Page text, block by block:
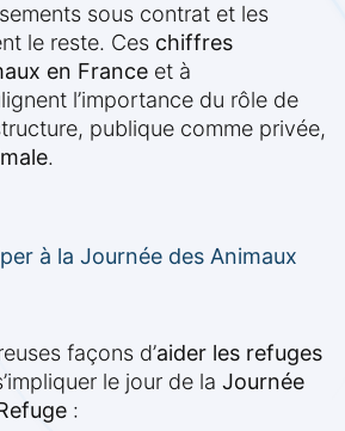
sous contrat et les
le reste. Ces chiffres
en France et à
l’importance du rôle de
publique comme privée,
.
à la Journée des Animaux
façons d’aider les refuges
le jour de la Journée
: